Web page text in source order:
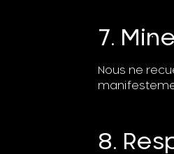
7.
Nous ne
8.